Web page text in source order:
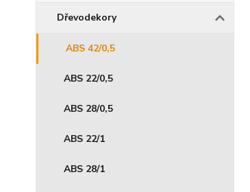
Dřevodekory
ABS 42/0,5
ABS 22/0,5
ABS 28/0,5
ABS 22/1
ABS 28/1